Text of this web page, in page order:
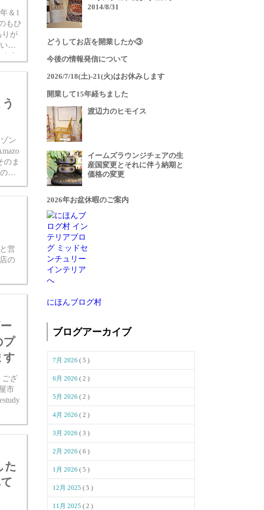
＆1
もひ
りが
い
う
ン
のま
手
ト
営
の
プ
す
ござ
市
た
2014/8/31
どうしてお店を開業したか③
今後の情報発信について
2026/7/18(土)-21(火)はお休みします
開業して15年経ちました
渡辺力のヒモイス
イームズラウンジチェアの生
産国変更とそれに伴う納期と
価格の変更
2026年お盆休暇のご案内
にほんブログ村
ブログアーカイブ
7月 2026 ( 5 )
6月 2026 ( 2 )
5月 2026 ( 2 )
4月 2026 ( 2 )
3月 2026 ( 3 )
2月 2026 ( 6 )
1月 2026 ( 5 )
12月 2025 ( 5 )
11月 2025 ( 2 )